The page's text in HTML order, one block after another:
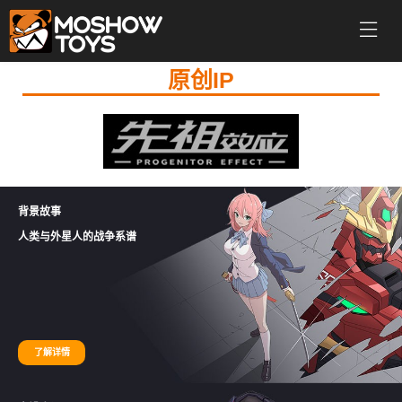
原创IP
背景故事
人类与外星人的战争系谱
了解详情